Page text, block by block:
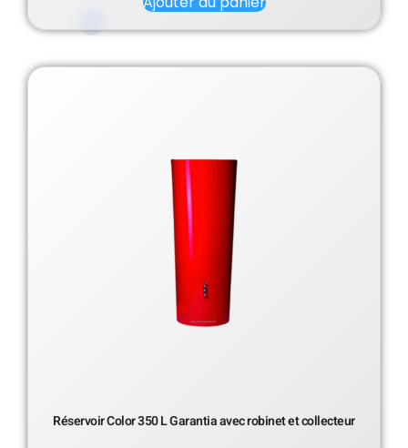
Réservoir Color 350 L Garantia avec robinet et collecteur